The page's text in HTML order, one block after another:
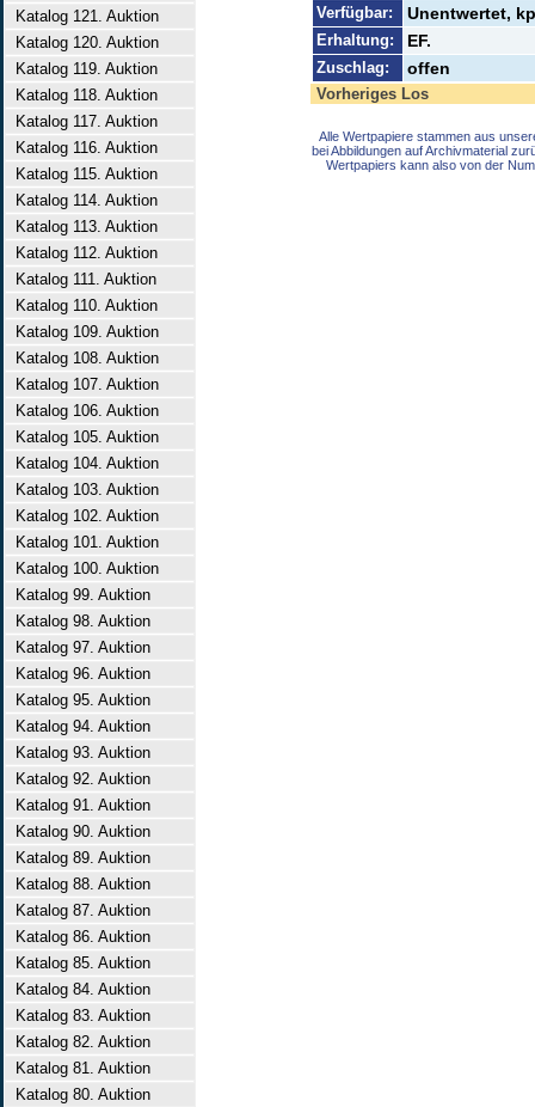
Katalog 121. Auktion
Katalog 120. Auktion
Katalog 119. Auktion
Katalog 118. Auktion
Katalog 117. Auktion
Katalog 116. Auktion
Katalog 115. Auktion
Katalog 114. Auktion
Katalog 113. Auktion
Katalog 112. Auktion
Katalog 111. Auktion
Katalog 110. Auktion
Katalog 109. Auktion
Katalog 108. Auktion
Katalog 107. Auktion
Katalog 106. Auktion
Katalog 105. Auktion
Katalog 104. Auktion
Katalog 103. Auktion
Katalog 102. Auktion
Katalog 101. Auktion
Katalog 100. Auktion
Katalog 99. Auktion
Katalog 98. Auktion
Katalog 97. Auktion
Katalog 96. Auktion
Katalog 95. Auktion
Katalog 94. Auktion
Katalog 93. Auktion
Katalog 92. Auktion
Katalog 91. Auktion
Katalog 90. Auktion
Katalog 89. Auktion
Katalog 88. Auktion
Katalog 87. Auktion
Katalog 86. Auktion
Katalog 85. Auktion
Katalog 84. Auktion
Katalog 83. Auktion
Katalog 82. Auktion
Katalog 81. Auktion
Katalog 80. Auktion
Verfügbar: Unentwertet,
Erhaltung: EF.
Zuschlag: offen
Vorheriges Los
Alle Wertpapiere stammen aus
bei Abbildungen auf Archivmaterial
Wertpapiers kann also von der